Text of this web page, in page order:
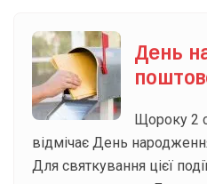
День
Щороку 2
відмічає День
Для святкування цієї